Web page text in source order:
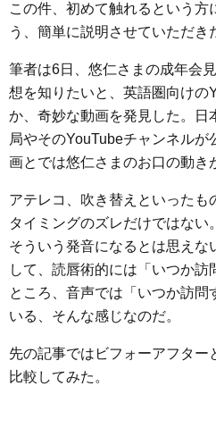
この件、初めて触れるという方
う、簡単に説明させていただき
筆者は6日、悠仁さまの成年会
想を知りたいと、英語圏向けの
か、奇妙な動画を発見した。日
局やそのYouTubeチャンネルが
画とでは悠仁さまのお口の動き
アテレコ、吹き替えといったも
タイミングのズレだけではない
そういう発音になるとは思えな
して、読唇術的には「いつか訪
ところ、音声では「いつか訪問
いる、そんな感じなのだ。
先の記事ではビフォーアフター
比較してみた。